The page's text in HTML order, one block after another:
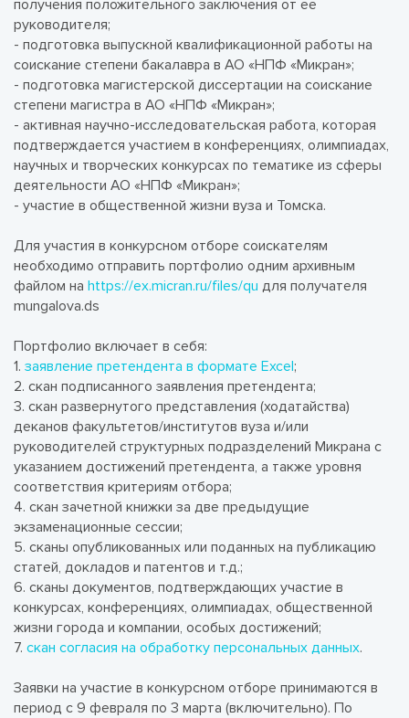
получения положительного заключения от ее
руководителя;
- подготовка выпускной квалификационной работы на
соискание степени бакалавра в АО «НПФ «Микран»;
- подготовка магистерской диссертации на соискание
степени магистра в АО «НПФ «Микран»;
- активная научно-исследовательская работа, которая
подтверждается участием в конференциях, олимпиадах,
научных и творческих конкурсах по тематике из сферы
деятельности АО «НПФ «Микран»;
- участие в общественной жизни вуза и Томска.
Для участия в конкурсном отборе соискателям
необходимо отправить портфолио одним архивным
файлом на https://ex.micran.ru/files/qu для получателя
mungalova.ds
Портфолио включает в себя:
1. заявление претендента в формате Excel;
2. скан подписанного заявления претендента;
3. скан развернутого представления (ходатайства)
деканов факультетов/институтов вуза и/или
руководителей структурных подразделений Микрана с
указанием достижений претендента, а также уровня
соответствия критериям отбора;
4. скан зачетной книжки за две предыдущие
экзаменационные сессии;
5. сканы опубликованных или поданных на публикацию
статей, докладов и патентов и т.д.;
6. сканы документов, подтверждающих участие в
конкурсах, конференциях, олимпиадах, общественной
жизни города и компании, особых достижений;
7. скан согласия на обработку персональных данных.
Заявки на участие в конкурсном отборе принимаются в
период с 9 февраля по 3 марта (включительно). По